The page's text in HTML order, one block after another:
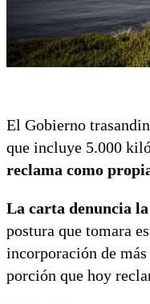
El Gobierno
que incluye 5.000
reclama como
La carta denuncia
postura que tomara
incorporación de
porción que hoy